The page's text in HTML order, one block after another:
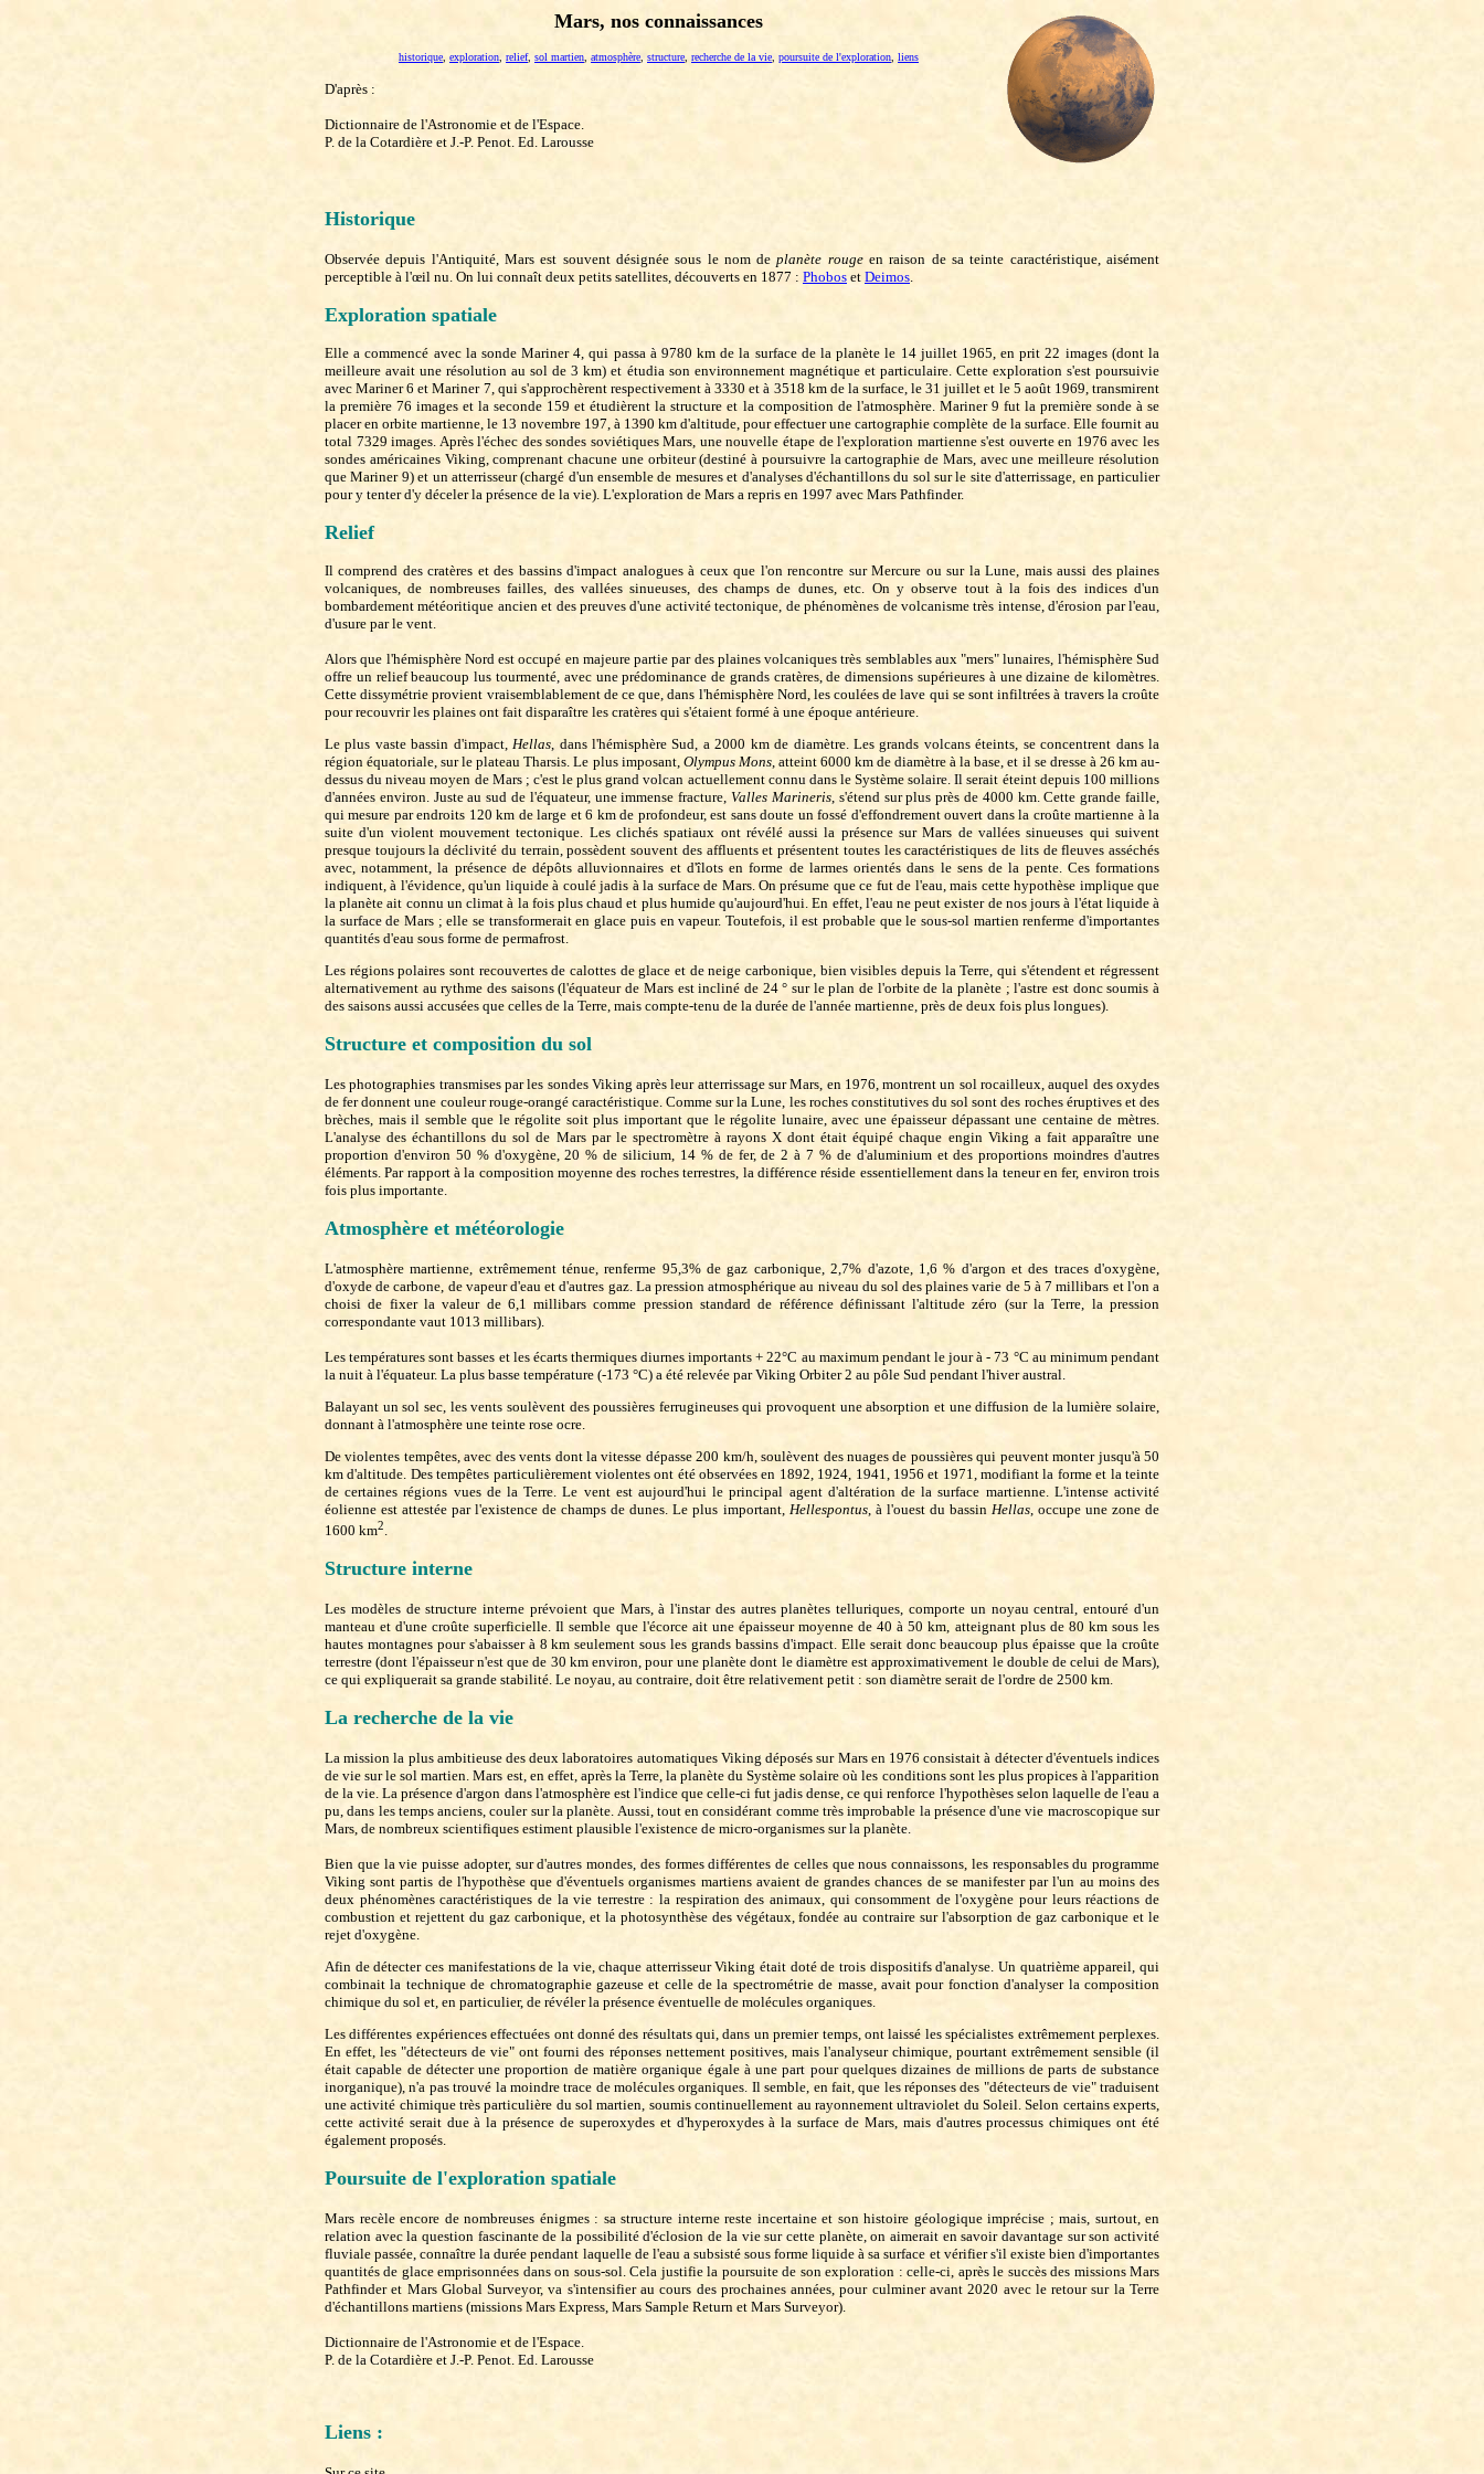
Mars, nos connaissances
historique exploration relief, sol martien atmosphère structure recherche de la vie poursuite de l'exploration liens
D'après :
Dictionnaire de l'Astronomie et de l'Espace.
P. de la Cotardière et J.-P. Penot. Ed. Larousse
Historique
Observée depuis l'Antiquité, Mars est souvent désignée sous le nom deplanète rougeen raison de sa teinte caractéristique, aisément
perceptible à l'œil nu. On lui connaît deux petits satellites, découverts en 1877 : Phobos et Deimos.
Exploration spatiale
Elle a commencé avec la sonde Mariner 4, qui passa à 9780 km de la surface de la planète le 14 juillet 1965, en prit 22 images (dont la
meilleure avait une résolution au sol de 3 km) et étudia son environnement magnétique et particulaire. Cette exploration s'est poursuivie
avec Mariner 6 et Mariner 7, qui s'approchèrent respectivement à 3330 et à 3518 km de la surface, le 31 juillet et le 5 août 1969, transmirent
la première 76 images et la seconde 159 et étudièrent la structure et la composition de l'atmosphère. Mariner 9 fut la première sonde à se
placer en orbite martienne, le 13 novembre 197, à 1390 km d'altitude, pour effectuer une cartographie complète de la surface. Elle fournit au
total 7329 images. Après l'échec des sondes soviétiques Mars, une nouvelle étape de l'exploration martienne s'est ouverte en 1976 avec les
sondes américaines Viking, comprenant chacune une orbiteur (destiné à poursuivre la cartographie de Mars, avec une meilleure résolution
que Mariner 9) et un atterrisseur (chargé d'un ensemble de mesures et d'analyses d'échantillons du sol sur le site d'atterrissage, en particulier
pour y tenter d'y déceler la présence de la vie). L'exploration de Mars a repris en 1997 avec Mars Pathfinder.
Relief
Il comprend des cratères et des bassins d'impact analogues à ceux que l'on rencontre sur Mercure ou sur la Lune, mais aussi des plaines
volcaniques, de nombreuses failles, des vallées sinueuses, des champs de dunes, etc. On y observe tout à la fois des indices d'un
bombardement météoritique ancien et des preuves d'une activité tectonique, de phénomènes de volcanisme très intense, d'érosion par l'eau,
d'usure par le vent.
Alors que l'hémisphère Nord est occupé en majeure partie par des plaines volcaniques très semblables aux "mers" lunaires, l'hémisphère Sud
offre un relief beaucoup lus tourmenté, avec une prédominance de grands cratères, de dimensions supérieures à une dizaine de kilomètres.
Cette dissymétrie provient vraisemblablement de ce que, dans l'hémisphère Nord, les coulées de lave qui se sont infiltrées à travers la croûte
pour recouvrir les plaines ont fait disparaître les cratères qui s'étaient formé à une époque antérieure.
Le plus vaste bassin d'impact,Hellas, dans l'hémisphère Sud, a 2000 km de diamètre. Les grands volcans éteints, se concentrent dans la
région équatoriale, sur le plateau Tharsis. Le plus imposant, Olympus Mons, atteint 6000 km de diamètre à la base, et il se dresse à 26 km au-
dessus du niveau moyen de Mars ; c'est le plus grand volcan actuellement connu dans le Système solaire. Il serait éteint depuis 100 millions
d'années environ. Juste au sud de l'équateur, une immense fracture,Valles Marineris, s'étend sur plus près de 4000 km. Cette grande faille,
qui mesure par endroits 120 km de large et 6 km de profondeur, est sans doute un fossé d'effondrement ouvert dans la croûte martienne à la
suite d'un violent mouvement tectonique. Les clichés spatiaux ont révélé aussi la présence sur Mars de vallées sinueuses qui suivent
presque toujours la déclivité du terrain, possèdent souvent des affluents et présentent toutes les caractéristiques de lits de fleuves asséchés
avec, notamment, la présence de dépôts alluvionnaires et d'îlots en forme de larmes orientés dans le sens de la pente. Ces formations
indiquent, à l'évidence, qu'un liquide à coulé jadis à la surface de Mars. On présume que ce fut de l'eau, mais cette hypothèse implique que
la planète ait connu un climat à la fois plus chaud et plus humide qu'aujourd'hui. En effet, l'eau ne peut exister de nos jours à l'état liquide à
la surface de Mars ; elle se transformerait en glace puis en vapeur. Toutefois, il est probable que le sous-sol martien renferme d'importantes
quantités d'eau sous forme de permafrost.
Les régions polaires sont recouvertes de calottes de glace et de neige carbonique, bien visibles depuis la Terre, qui s'étendent et régressent
alternativement au rythme des saisons (l'équateur de Mars est incliné de 24 ° sur le plan de l'orbite de la planète ; l'astre est donc soumis à
des saisons aussi accusées que celles de la Terre, mais compte-tenu de la durée de l'année martienne, près de deux fois plus longues).
Structure et composition du sol
Les photographies transmises par les sondes Viking après leur atterrissage sur Mars, en 1976, montrent un sol rocailleux, auquel des oxydes
de fer donnent une couleur rouge-orangé caractéristique. Comme sur la Lune, les roches constitutives du sol sont des roches éruptives et des
brèches, mais il semble que le régolite soit plus important que le régolite lunaire, avec une épaisseur dépassant une centaine de mètres.
L'analyse des échantillons du sol de Mars par le spectromètre à rayons X dont était équipé chaque engin Viking a fait apparaître une
proportion d'environ 50 % d'oxygène, 20 % de silicium, 14 % de fer, de 2 à 7 % de d'aluminium et des proportions moindres d'autres
éléments. Par rapport à la composition moyenne des roches terrestres, la différence réside essentiellement dans la teneur en fer, environ trois
fois plus importante.
Atmosphère et météorologie
L'atmosphère martienne, extrêmement ténue, renferme 95,3% de gaz carbonique, 2,7% d'azote, 1,6 % d'argon et des traces d'oxygène,
d'oxyde de carbone, de vapeur d'eau et d'autres gaz. La pression atmosphérique au niveau du sol des plaines varie de 5 à 7 millibars et l'on a
choisi de fixer la valeur de 6,1 millibars comme pression standard de référence définissant l'altitude zéro (sur la Terre, la pression
correspondante vaut 1013 millibars).
Les températures sont basses et les écarts thermiques diurnes importants + 22°C au maximum pendant le jour à - 73 °C au minimum pendant
la nuit à l'équateur. La plus basse température (-173 °C) a été relevée par Viking Orbiter 2 au pôle Sud pendant l'hiver austral.
Balayant un sol sec, les vents soulèvent des poussières ferrugineuses qui provoquent une absorption et une diffusion de la lumière solaire,
donnant à l'atmosphère une teinte rose ocre.
De violentes tempêtes, avec des vents dont la vitesse dépasse 200 km/h, soulèvent des nuages de poussières qui peuvent monter jusqu'à 50
km d'altitude. Des tempêtes particulièrement violentes ont été observées en 1892, 1924, 1941, 1956 et 1971, modifiant la forme et la teinte
de certaines régions vues de la Terre. Le vent est aujourd'hui le principal agent d'altération de la surface martienne. L'intense activité
éolienne est attestée par l'existence de champs de dunes. Le plus important, Hellespontus, à l'ouest du bassin Hellas, occupe une zone de
1600 km2.
Structure interne
Les modèles de structure interne prévoient que Mars, à l'instar des autres planètes telluriques, comporte un noyau central, entouré d'un
manteau et d'une croûte superficielle. Il semble que l'écorce ait une épaisseur moyenne de 40 à 50 km, atteignant plus de 80 km sous les
hautes montagnes pour s'abaisser à 8 km seulement sous les grands bassins d'impact. Elle serait donc beaucoup plus épaisse que la croûte
terrestre (dont l'épaisseur n'est que de 30 km environ, pour une planète dont le diamètre est approximativement le double de celui de Mars),
ce qui expliquerait sa grande stabilité. Le noyau, au contraire, doit être relativement petit : son diamètre serait de l'ordre de 2500 km.
La recherche de la vie
La mission la plus ambitieuse des deux laboratoires automatiques Viking déposés sur Mars en 1976 consistait à détecter d'éventuels indices
de vie sur le sol martien. Mars est, en effet, après la Terre, la planète du Système solaire où les conditions sont les plus propices à l'apparition
de la vie. La présence d'argon dans l'atmosphère est l'indice que celle-ci fut jadis dense, ce qui renforce l'hypothèses selon laquelle de l'eau a
pu, dans les temps anciens, couler sur la planète. Aussi, tout en considérant comme très improbable la présence d'une vie macroscopique sur
Mars, de nombreux scientifiques estiment plausible l'existence de micro-organismes sur la planète.
Bien que la vie puisse adopter, sur d'autres mondes, des formes différentes de celles que nous connaissons, les responsables du programme
Viking sont partis de l'hypothèse que d'éventuels organismes martiens avaient de grandes chances de se manifester par l'un au moins des
deux phénomènes caractéristiques de la vie terrestre : la respiration des animaux, qui consomment de l'oxygène pour leurs réactions de
combustion et rejettent du gaz carbonique, et la photosynthèse des végétaux, fondée au contraire sur l'absorption de gaz carbonique et le
rejet d'oxygène.
Afin de détecter ces manifestations de la vie, chaque atterrisseur Viking était doté de trois dispositifs d'analyse. Un quatrième appareil, qui
combinait la technique de chromatographie gazeuse et celle de la spectrométrie de masse, avait pour fonction d'analyser la composition
chimique du sol et, en particulier, de révéler la présence éventuelle de molécules organiques.
Les différentes expériences effectuées ont donné des résultats qui, dans un premier temps, ont laissé les spécialistes extrêmement perplexes.
En effet, les "détecteurs de vie" ont fourni des réponses nettement positives, mais l'analyseur chimique, pourtant extrêmement sensible (il
était capable de détecter une proportion de matière organique égale à une part pour quelques dizaines de millions de parts de substance
inorganique), n'a pas trouvé la moindre trace de molécules organiques. Il semble, en fait, que les réponses des "détecteurs de vie" traduisent
une activité chimique très particulière du sol martien, soumis continuellement au rayonnement ultraviolet du Soleil. Selon certains experts,
cette activité serait due à la présence de superoxydes et d'hyperoxydes à la surface de Mars, mais d'autres processus chimiques ont été
également proposés.
Poursuite de l'exploration spatiale
Mars recèle encore de nombreuses énigmes : sa structure interne reste incertaine et son histoire géologique imprécise ; mais, surtout, en
relation avec la question fascinante de la possibilité d'éclosion de la vie sur cette planète, on aimerait en savoir davantage sur son activité
fluviale passée, connaître la durée pendant laquelle de l'eau a subsisté sous forme liquide à sa surface et vérifier s'il existe bien d'importantes
quantités de glace emprisonnées dans on sous-sol. Cela justifie la poursuite de son exploration : celle-ci, après le succès des missions Mars
Pathfinder et Mars Global Surveyor, va s'intensifier au cours des prochaines années, pour culminer avant 2020 avec le retour sur la Terre
d'échantillons martiens (missions Mars Express, Mars Sample Return et Mars Surveyor).
Dictionnaire de l'Astronomie et de l'Espace.
P. de la Cotardière et J.-P. Penot. Ed. Larousse
Liens :